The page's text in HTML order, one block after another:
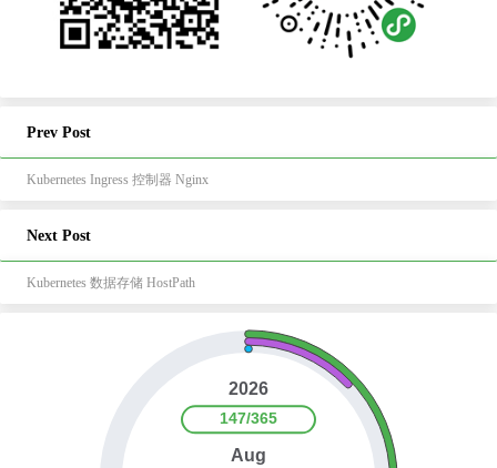
Prev Post
Kubernetes Ingress 控制器 Nginx
Next Post
Kubernetes 数据存储 HostPath